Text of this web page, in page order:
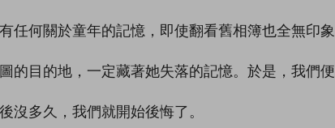
任何關於童年的記憶，即使翻看舊相簿也全無印
的目的地，一定藏著她失落的記憶。於是，我們
沒多久，我們就開始後悔了。